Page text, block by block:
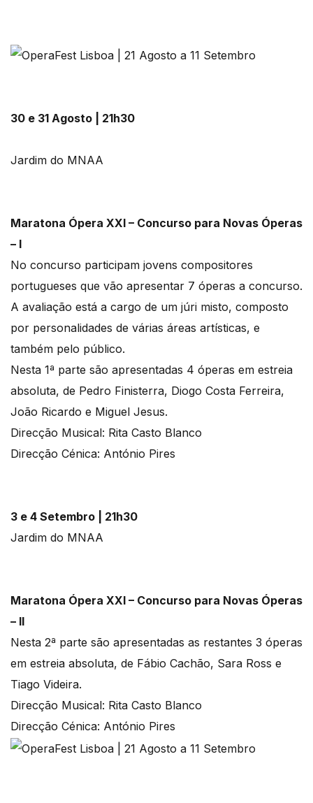
30 e 31 Agosto | 21h30
Jardim do MNAA
Maratona Ópera XXI – Concurso para Novas Óperas
– I
No concurso participam jovens compositores
portugueses que vão apresentar 7 óperas a concurso.
A avaliação está a cargo de um júri misto, composto
por personalidades de várias áreas artísticas, e
também pelo público.
Nesta 1ª parte são apresentadas 4 óperas em estreia
absoluta, de Pedro Finisterra, Diogo Costa Ferreira,
João Ricardo e Miguel Jesus.
Direcção Musical: Rita Casto Blanco
Direcção Cénica: António Pires
3 e 4 Setembro | 21h30
Jardim do MNAA
Maratona Ópera XXI – Concurso para Novas Óperas
– II
Nesta 2ª parte são apresentadas as restantes 3 óperas
em estreia absoluta, de Fábio Cachão, Sara Ross e
Tiago Videira.
Direcção Musical: Rita Casto Blanco
Direcção Cénica: António Pires